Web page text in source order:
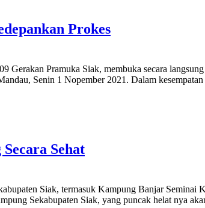
Prokes
Pramuka Siak, membuka secara
Senin 1 Nopember 2021. Dalam
Sehat
Siak, termasuk Kampung Banjar Seminai
Sekabupaten Siak, yang puncak helat nya